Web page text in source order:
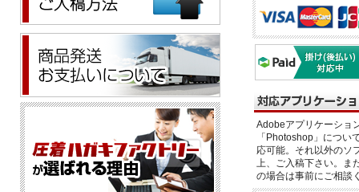
Adobeアプリケーショ
「Photoshop」につい
応可能。それ以外のソ
上、ご入稿下さい。ま
の場合は事前にご相談